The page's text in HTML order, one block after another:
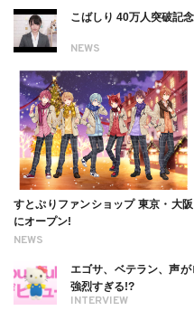
NEWS
こばしり 40万人突破記
NEWS
すとぷりファンショップ 東京・大阪
にオープン!
INTERVIEW
エゴサ、ベテラン、声
強烈すぎる!?